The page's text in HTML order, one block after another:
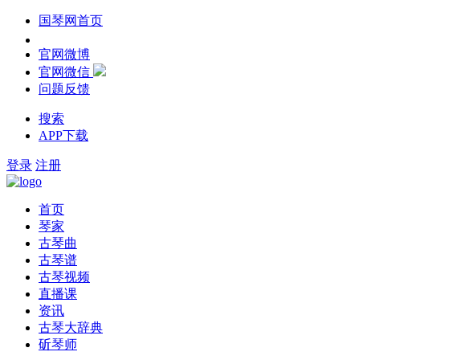
国琴网首页
官网微博
官网微信
问题反馈
搜索
APP下载
登录 注册
首页
琴家
古琴曲
古琴谱
古琴视频
直播课
资讯
古琴大辞典
斫琴师